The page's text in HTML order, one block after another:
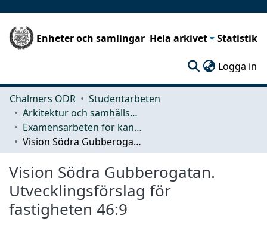
Enheter och samlingar Hela arkivet Statistik
Logga in
Chalmers ODR
Studentarbeten
Arkitektur och samhällsbyggnadsteknik (ACE)
Examensarbeten för kandidatexamen
Vision Södra Gubberogatan. Utvecklingsförslag för fastigheten 46:9
Vision Södra Gubberogatan.
Utvecklingsförslag för
fastigheten 46:9